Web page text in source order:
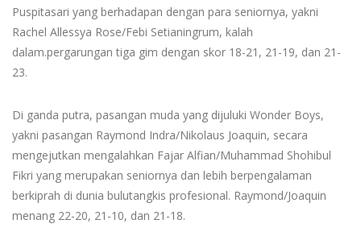
Puspitasari yang berhadapan dengan para seniornya, yakni
Rachel Allessya Rose/Febi Setianingrum, kalah
dalam.pergarungan tiga gim dengan skor 18-21, 21-19, dan 21-
23.
Di ganda putra, pasangan muda yang dijuluki Wonder Boys,
yakni pasangan Raymond Indra/Nikolaus Joaquin, secara
mengejutkan mengalahkan Fajar Alfian/Muhammad Shohibul
Fikri yang merupakan seniornya dan lebih berpengalaman
berkiprah di dunia bulutangkis profesional. Raymond/Joaquin
menang 22-20, 21-10, dan 21-18.